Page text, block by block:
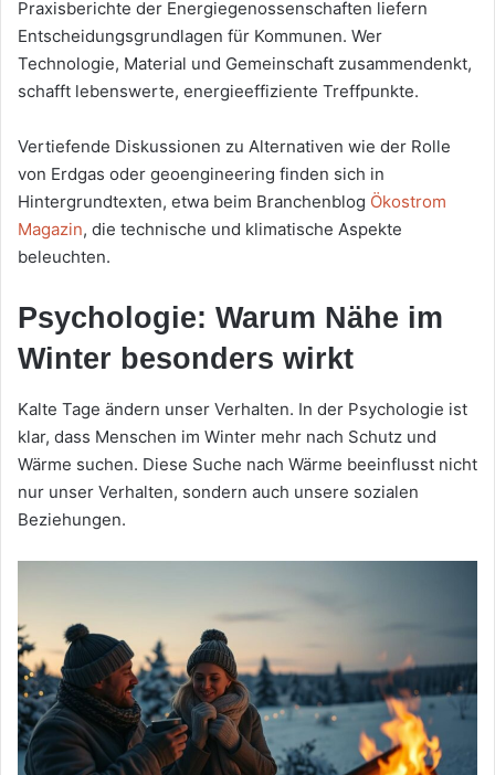
Praxisberichte der Energiegenossenschaften liefern
Entscheidungsgrundlagen für Kommunen. Wer
Technologie, Material und Gemeinschaft zusammendenkt,
schafft lebenswerte, energieeffiziente Treffpunkte.
Vertiefende Diskussionen zu Alternativen wie der Rolle
von Erdgas oder geoengineering finden sich in
Hintergrundtexten, etwa beim Branchenblog Ökostrom
Magazin, die technische und klimatische Aspekte
beleuchten.
Psychologie: Warum Nähe im
Winter besonders wirkt
Kalte Tage ändern unser Verhalten. In der Psychologie ist
klar, dass Menschen im Winter mehr nach Schutz und
Wärme suchen. Diese Suche nach Wärme beeinflusst nicht
nur unser Verhalten, sondern auch unsere sozialen
Beziehungen.